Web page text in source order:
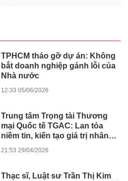
TPHCM tháo gỡ dự án: Không
bắt doanh nghiệp gánh lỗi của
Nhà nước
12:33 05/06/2026
Trung tâm Trọng tài Thương
mại Quốc tế TGAC: Lan tỏa
niềm tin, kiến tạo giá trị nhân
21:53 29/04/2026
Thạc sĩ, Luật sư Trần Thị Kim